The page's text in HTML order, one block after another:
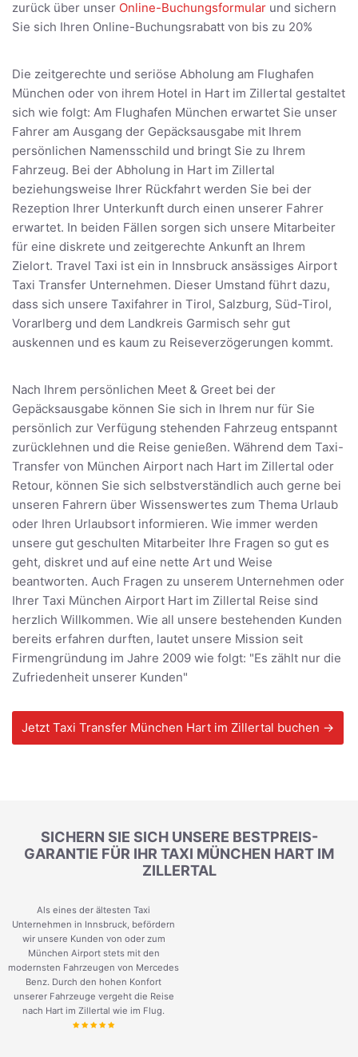
zurück über unser Online-Buchungsformular und sichern
Sie sich Ihren Online-Buchungsrabatt von bis zu 20%
Die zeitgerechte und seriöse Abholung am Flughafen
München oder von ihrem Hotel in Hart im Zillertal gestaltet
sich wie folgt: Am Flughafen München erwartet Sie unser
Fahrer am Ausgang der Gepäcksausgabe mit Ihrem
persönlichen Namensschild und bringt Sie zu Ihrem
Fahrzeug. Bei der Abholung in Hart im Zillertal
beziehungsweise Ihrer Rückfahrt werden Sie bei der
Rezeption Ihrer Unterkunft durch einen unserer Fahrer
erwartet. In beiden Fällen sorgen sich unsere Mitarbeiter
für eine diskrete und zeitgerechte Ankunft an Ihrem
Zielort. Travel Taxi ist ein in Innsbruck ansässiges Airport
Taxi Transfer Unternehmen. Dieser Umstand führt dazu,
dass sich unsere Taxifahrer in Tirol, Salzburg, Süd-Tirol,
Vorarlberg und dem Landkreis Garmisch sehr gut
auskennen und es kaum zu Reiseverzögerungen kommt.
Nach Ihrem persönlichen Meet & Greet bei der
Gepäcksausgabe können Sie sich in Ihrem nur für Sie
persönlich zur Verfügung stehenden Fahrzeug entspannt
zurücklehnen und die Reise genießen. Während dem Taxi-
Transfer von München Airport nach Hart im Zillertal oder
Retour, können Sie sich selbstverständlich auch gerne bei
unseren Fahrern über Wissenswertes zum Thema Urlaub
oder Ihren Urlaubsort informieren. Wie immer werden
unsere gut geschulten Mitarbeiter Ihre Fragen so gut es
geht, diskret und auf eine nette Art und Weise
beantworten. Auch Fragen zu unserem Unternehmen oder
Ihrer Taxi München Airport Hart im Zillertal Reise sind
herzlich Willkommen. Wie all unsere bestehenden Kunden
bereits erfahren durften, lautet unsere Mission seit
Firmengründung im Jahre 2009 wie folgt: "Es zählt nur die
Zufriedenheit unserer Kunden"
Jetzt Taxi Transfer München Hart im Zillertal buchen →
SICHERN SIE SICH UNSERE BESTPREIS-
GARANTIE FÜR IHR TAXI MÜNCHEN HART IM
ZILLERTAL
Als eines der ältesten Taxi
Unternehmen in Innsbruck, befördern
wir unsere Kunden von oder zum
München Airport stets mit den
modernsten Fahrzeugen von Mercedes
Benz. Durch den hohen Konfort
unserer Fahrzeuge vergeht die Reise
nach Hart im Zillertal wie im Flug.